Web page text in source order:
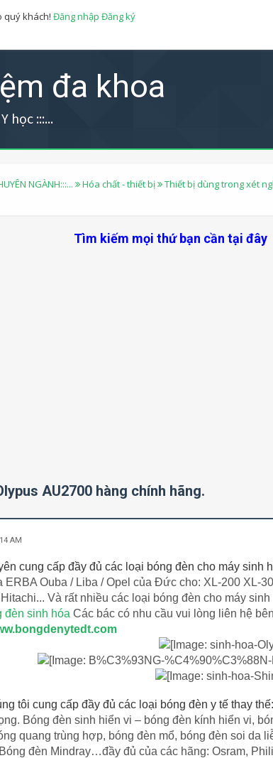
quý khách! Đăng nhập Đăng ký
đa khoa
học :::...
NGÀNH:::... Hóa chất - thiết bị Thiết bị dùng trong xét
Tìm kiếm mọi thứ bạn cần tại đây
AU2700 hàng chính hãng.
AM
cung cấp đầy đủ các loại bóng đèn cho máy sinh
ERBA Ouba / Liba / Opel của Đức cho: XL-200 XL-
Và rất nhiều các loại bóng đèn cho máy
đèn sinh hóa Các bác có nhu cầu vui lòng liên hệ
tôi cung cấp đầy đủ các loại bóng đèn y tế thay thế:
Bóng đèn sinh hiển vi – bóng đèn kính hiển vi,
quang trùng hợp, bóng đèn mổ, bóng đèn soi da
đèn Mindray…đầy đủ của các hãng: Osram,